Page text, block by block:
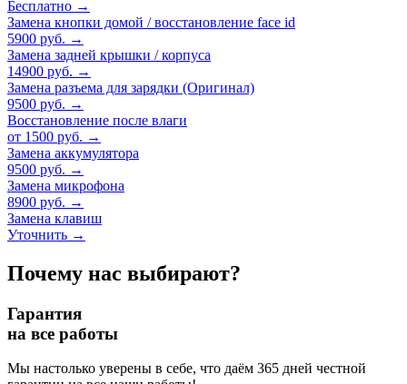
Бесплатно →
Замена кнопки домой / восстановление face id
5900 руб. →
Замена задней крышки / корпуса
14900 руб. →
Замена разъема для зарядки (Оригинал)
9500 руб. →
Восстановление после влаги
от 1500 руб. →
Замена аккумулятора
9500 руб. →
Замена микрофона
8900 руб. →
Замена клавиш
Уточнить →
Почему нас выбирают?
Гарантия
на все работы
Мы настолько уверены в себе, что даём 365 дней честной